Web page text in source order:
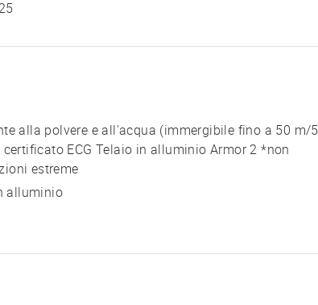
alla polvere e all'acqua (immergibile fino a 50 m/5
ECG Telaio in alluminio Armor 2 *non
estreme
alluminio